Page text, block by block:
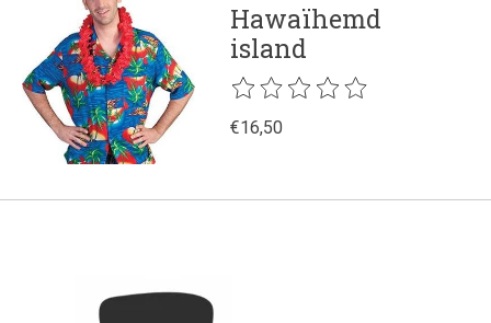
Hawaïhemd
island
De beoordeling van dit product is
€16,50